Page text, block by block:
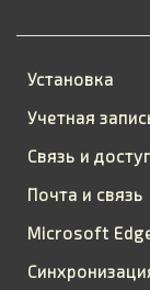
Установка
Учетная
Связь и
Почта и связь
Microsoft